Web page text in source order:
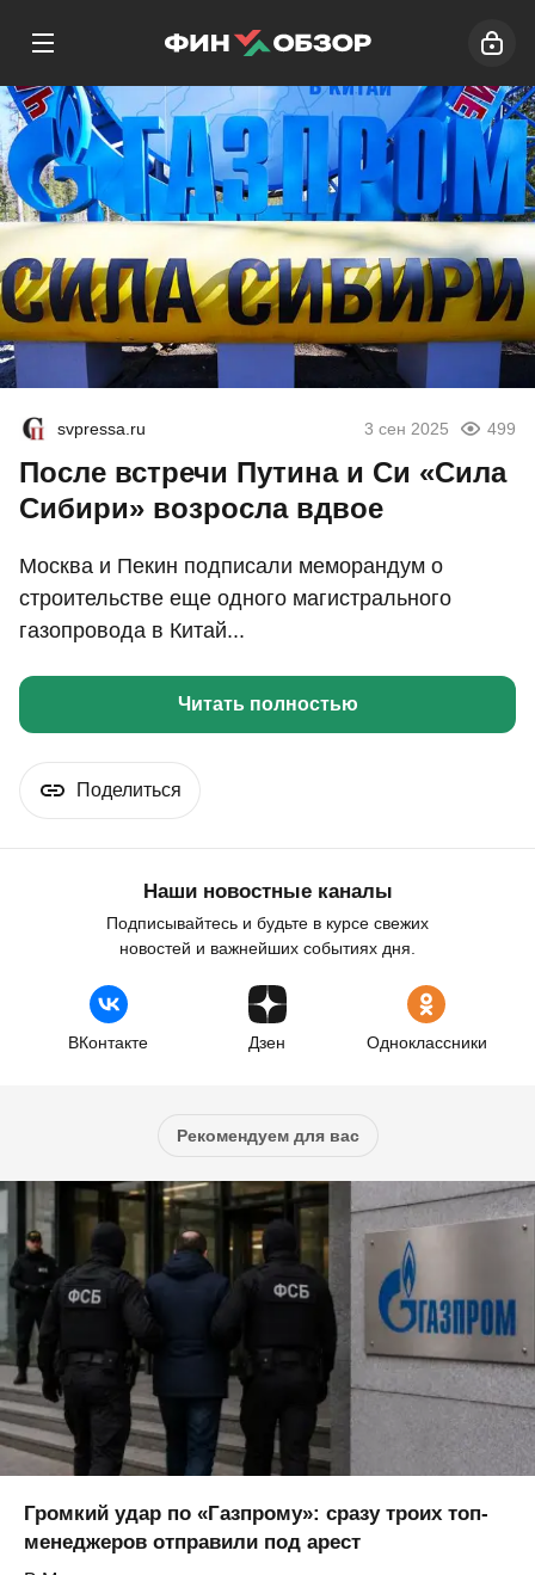
svpressa.ru 3 сен 2025 499
После встречи Путина и Си «Сила
Сибири» возросла вдвое
Москва и Пекин подписали меморандум о
строительстве еще одного магистрального
газопровода в Китай...
Читать полностью
Поделиться
Наши новостные каналы
Подписывайтесь и будьте в курсе свежих
новостей и важнейших событиях дня.
ВКонтакте Дзен Одноклассники
Рекомендуем для вас
Громкий удар по «Газпрому»: сразу троих топ-
менеджеров отправили под арест